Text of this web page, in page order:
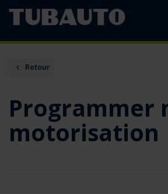
Retour
Programmer
motorisation